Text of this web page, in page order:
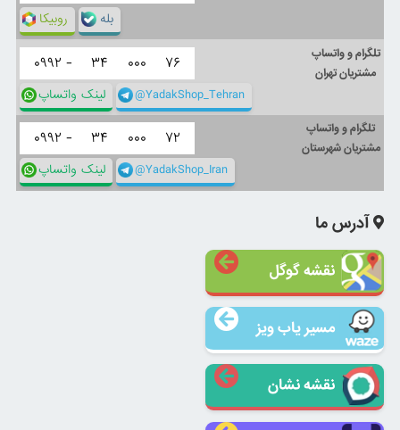
روبیکا بله
تلگرام و واتساپ
مشتریان تهران
۰۹۹۲ - ۳۴ ۰۰۰ ۷۶
لینک واتساپ @YadakShop_Tehran
تلگرام و واتساپ
مشتریان شهرستان
۰۹۹۲ - ۳۴ ۰۰۰ ۷۲
لینک واتساپ @YadakShop_Iran
آدرس ما
نقشه گوگل
مسیر یاب ویز
نقشه نشان